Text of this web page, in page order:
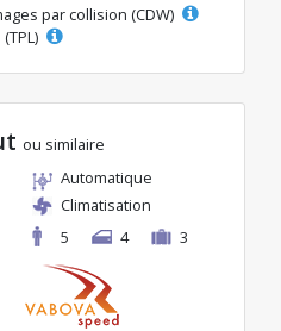
par collision (CDW)
ou similaire
Automatique
Climatisation
5
4 3